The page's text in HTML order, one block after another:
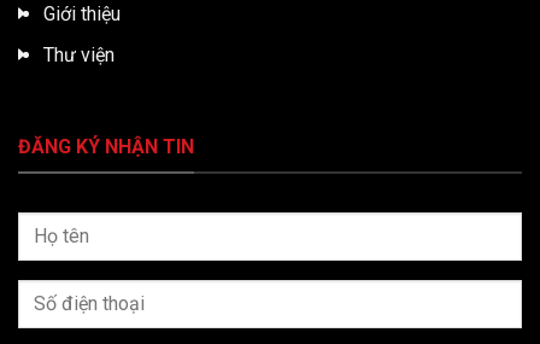
Giới thiệu
Thư viện
ĐĂNG KÝ NHẬN TIN